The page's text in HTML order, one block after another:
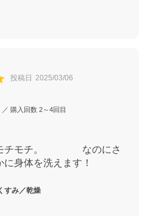
投稿日 2025/03/06
／ 購入回数 2～4回目
モチモチ。 なのにさ
身体を洗えます！
すみ／乾燥